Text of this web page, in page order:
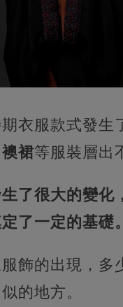
衣服款式發生
裙等服裝層出
了很大的變化
了一定的基礎。
飾的出現，多
的地方。